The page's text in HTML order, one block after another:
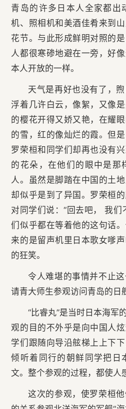
青岛的许多日本人全家都出
机、照相机和美酒佳肴来到
花节。与此形成鲜明对照的
人都很寒碜地避在一旁，好
本人开放的一样。
天气是再好也没有了，
浮着几许白云，像絮，又像
的樱花开得又娇又艳，在耀
的雪，红的像灿烂的霞。但
罗荣桓和同学们却再也没有
的花朵，在他们的眼中是那
人。虽然是脚踏在中国的土
却似乎是到了异国。罗荣桓
对同学们说：“回去吧， 我们
们似乎都在等着他的这句话
来的是留声机里日本歌女嗲
的狂笑。
令人难堪的事情并不止
请青大师生参观访问青岛的日
“比睿丸”是当时日本海军
观的目的不外乎是向中国人
学们跟随向导沿舷梯上上下
倾听着同行的朝鲜同学把日
文。整个参观的过程，都使人
这次的参观，使罗荣桓